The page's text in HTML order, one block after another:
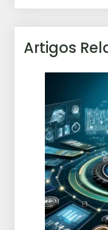
Artigos